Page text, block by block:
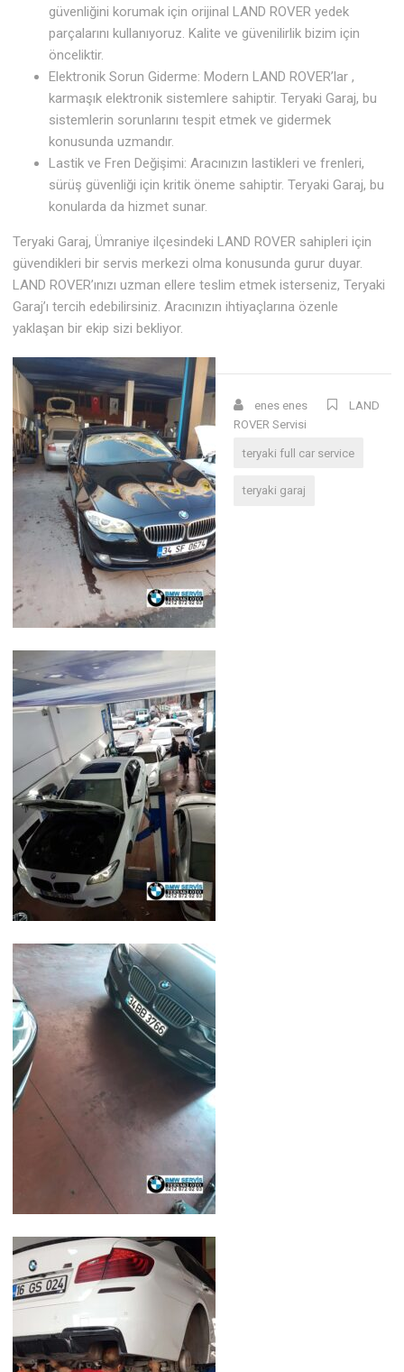
güvenliğini korumak için orijinal LAND ROVER yedek
parçalarını kullanıyoruz. Kalite ve güvenilirlik bizim için
önceliktir.
Elektronik Sorun Giderme: Modern LAND ROVER’lar ,
karmaşık elektronik sistemlere sahiptir. Teryaki Garaj, bu
sistemlerin sorunlarını tespit etmek ve gidermek
konusunda uzmandır.
Lastik ve Fren Değişimi: Aracınızın lastikleri ve frenleri,
sürüş güvenliği için kritik öneme sahiptir. Teryaki Garaj, bu
konularda da hizmet sunar.
Teryaki Garaj, Ümraniye ilçesindeki LAND ROVER sahipleri için
güvendikleri bir servis merkezi olma konusunda gurur duyar.
LAND ROVER’ınızı uzman ellere teslim etmek isterseniz, Teryaki
Garaj’ı tercih edebilirsiniz. Aracınızın ihtiyaçlarına özenle
yaklaşan bir ekip sizi bekliyor.
enes enes
LAND
ROVER Servisi
teryaki full car service
teryaki garaj